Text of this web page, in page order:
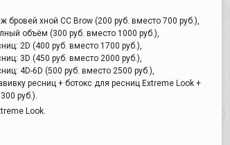
бровей хной CC Brow (200 руб. вместо 700 руб.),
объём (300 руб. вместо 1000 руб.),
2D (400 руб. вместо 1700 руб.),
3D (450 руб. вместо 2000 руб.),
4D-6D (500 руб. вместо 2500 руб.),
ресниц + ботокс для ресниц Extreme Look +
руб.).
Look.